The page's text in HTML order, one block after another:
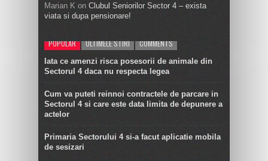
Marian K on Clubul Seniorilor Sector 4 – exista
viata si dupa pensionare!
POPULAR ULTIMELE STIRI COMMENTS
Iata ce amenzi risca posesorii de animale din
Sectorul 4 daca nu respecta legea
Cum va puteti reinnoi contractele de parcare in
Sectorul 4 si care este data limita de depunere a
actelor
Primaria Sectorului 4 si-a facut aplicatie mobila
de sesizari